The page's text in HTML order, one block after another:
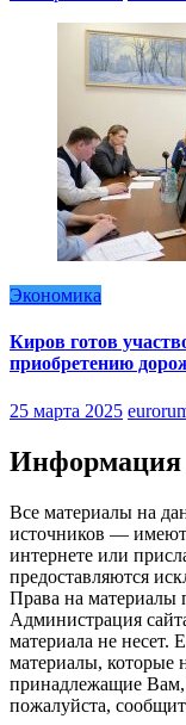
Экономика
Киров готов
приобретению
25 марта 2025
Информация
Все материалы на
источников — имеют
интернете или
предоставляются
Права на материалы
Администрация
материала не
материалы, которые
принадлежащие
пожалуйста,